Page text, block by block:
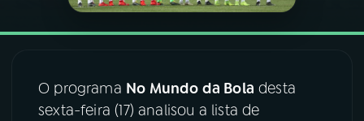
07ÚLTIMAS
08FESTIVAL DE MÚSICA
O programa No Mundo da Bola desta
sexta-feira (17) analisou a lista de